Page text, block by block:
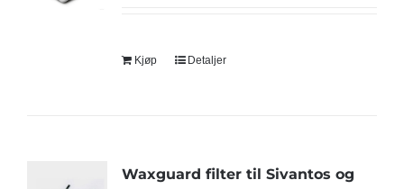
Kjøp Detaljer
Waxguard filter til Sivantos og